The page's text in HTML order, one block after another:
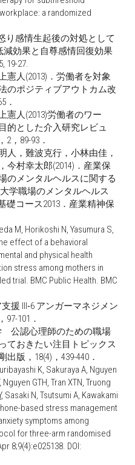
a randomized
り感情生起後の対処として
減効果と自尊感情回復効果
19-27.
憲人(2013)．労働者を対象
のポジティブアウトカム改
．
憲人(2013)労働者のワー
的とした介入研究レビュ
，89-93．
人，難波克行，小林由佳，
今村幸太郎(2014)．産業保
のメンタルヘルスに関する
学職場のメンタルヘルス
礎コース2013．産業精神保
M, Horikoshi N, Yasumura S,
effect of a behavioral
and physical health
stress among mothers in
trial. BMC Public Health. BMC
援 III‐6 アンガーマネジメン
101．
　公認心理師のための職場
ておきたい注目トピックス
版，18(4)，439-440．
K, Sakuraya A, Nguyen
Nguyen GTH, Tran XTN, Truong
, Sasaki N, Tsutsumi A, Kawakami
based stress management
symptoms among
for three-arm randomised
8;9(4):e025138. DOI: